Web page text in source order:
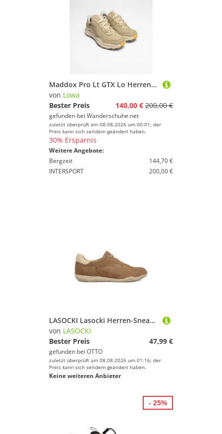
Maddox Pro Lt GTX Lo Herren (Desert/Champagner)
von Lowa
Bester Preis
140,00 € 200,00 €
gefunden bei Wanderschuhe.net
zuletzt überprüft am 08.08.2026 um 00:01; der
Preis kann sich seitdem geändert haben.
30% Ersparnis
Weitere Angebote:
Bergzeit
144,70 €
INTERSPORT
200,00 €
LASOCKI Lasocki Herren-Sneaker Beige Sneaker
von LASOCKI
Bester Preis
47,99 €
gefunden bei OTTO
zuletzt überprüft am 08.08.2026 um 01:16; der
Preis kann sich seitdem geändert haben.
Keine weiteren Anbieter
- 25%